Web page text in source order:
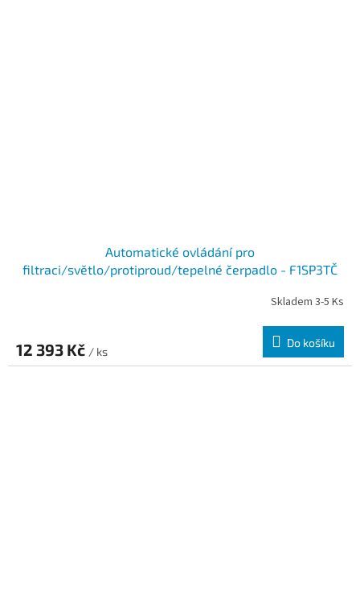
Automatické ovládání pro
filtraci/světlo/protiproud/tepelné čerpadlo - F1SP3TČ
Skladem 3-5 Ks
12 393 Kč / ks
Do košíku